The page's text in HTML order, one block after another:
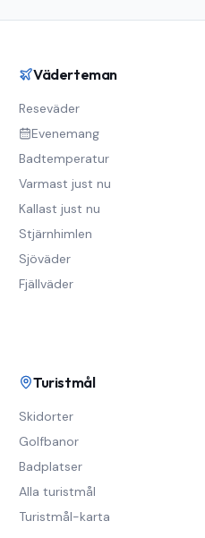
Väderteman
Reseväder
Evenemang
Badtemperatur
Varmast just nu
Kallast just nu
Stjärnhimlen
Sjöväder
Fjällväder
Turistmål
Skidorter
Golfbanor
Badplatser
Alla turistmål
Turistmål-karta